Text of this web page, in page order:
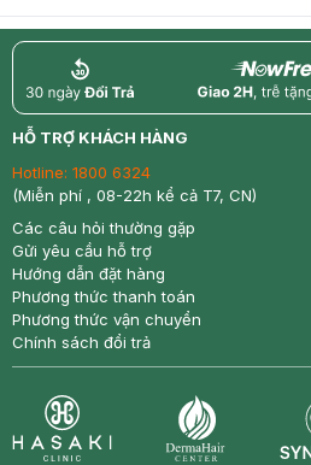
return nowfree
HỖ TRỢ KHÁCH HÀNG
Hotline: 1800 6324
(Miễn phí , 08-22h kể cả T7, CN)
Các câu hỏi thường gặp
Gửi yêu cầu hỗ trợ
Hướng dẫn đặt hàng
Phương thức thanh toán
Phương thức vận chuyển
Chính sách đổi trả